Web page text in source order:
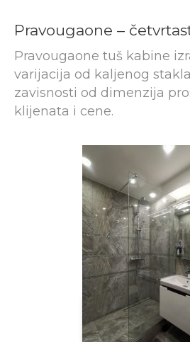
Pravougaone –
Pravougaone tuš kabine
varijacija od kaljenog
zavisnosti od dimenzija
klijenata i cene.